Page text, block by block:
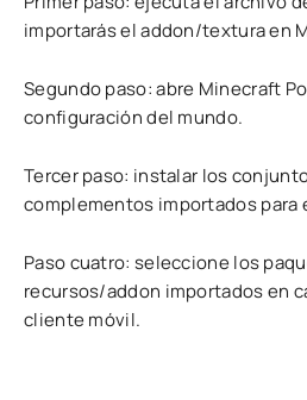
importarás el addon/textura en
Segundo paso: abre Minecraft
configuración del mundo.
Tercer paso: instalar los
complementos importados para
Paso cuatro: seleccione los
recursos/addon importados en
cliente móvil.